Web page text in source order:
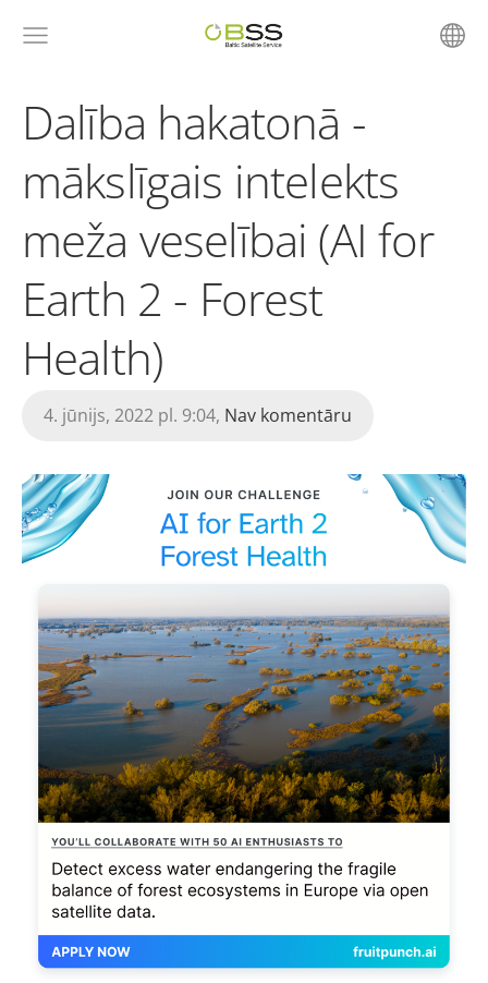
Dalība hakatonā -
mākslīgais intelekts
meža veselībai (AI for
Earth 2 - Forest
Health)
4. jūnijs, 2022 pl. 9:04, Nav komentāru